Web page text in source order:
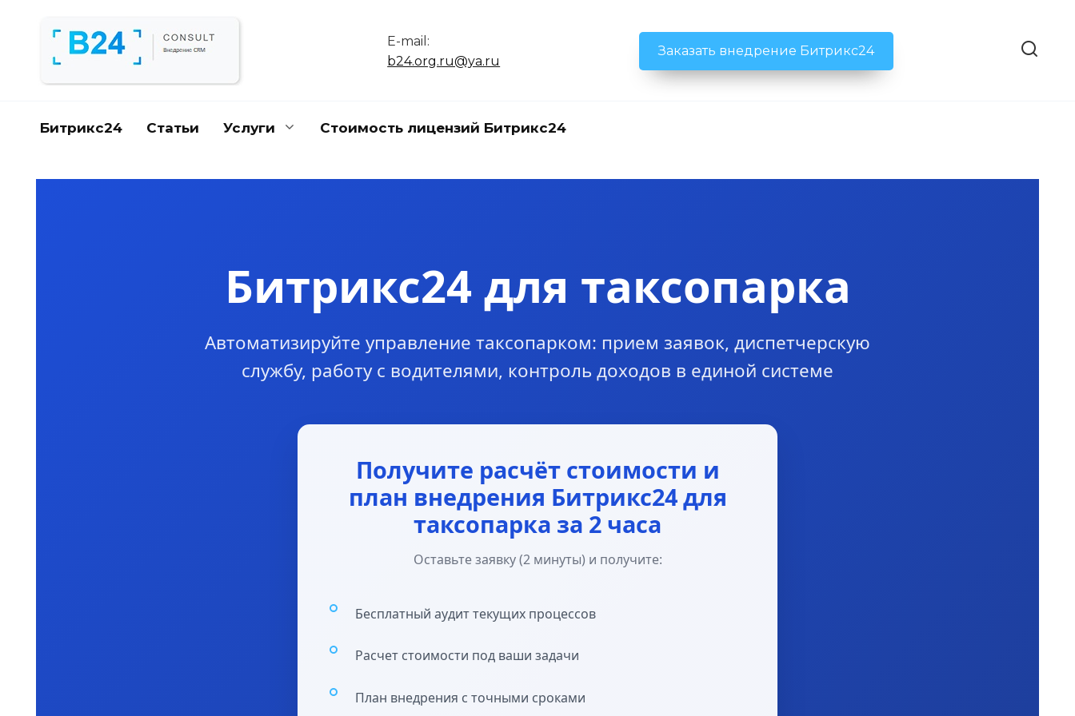
содержанию
E-mail:
b24.org.ru@ya.ru
Заказать внедрение Битрикс24
Битрикс24 Статьи Услуги Стоимость лицензий Битрикс24
Битрикс24 для таксопарка
Автоматизируйте управление таксопарком: прием заявок, диспетчерскую
службу, работу с водителями, контроль доходов в единой системе
Получите расчёт стоимости и
план внедрения Битрикс24 для
таксопарка за 2 часа
Оставьте заявку (2 минуты) и получите:
Бесплатный аудит текущих процессов
Расчет стоимости под ваши задачи
План внедрения с точными сроками